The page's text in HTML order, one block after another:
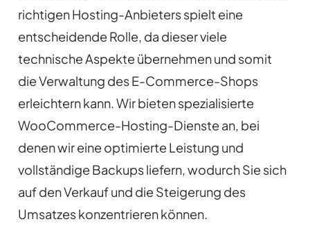
richtigen Hosting-Anbieters spielt eine
entscheidende Rolle, da dieser viele
technische Aspekte übernehmen und somit
die Verwaltung des E-Commerce-Shops
erleichtern kann. Wir bieten spezialisierte
WooCommerce-Hosting-Dienste an, bei
denen wir eine optimierte Leistung und
vollständige Backups liefern, wodurch Sie sich
auf den Verkauf und die Steigerung des
Umsatzes konzentrieren können.